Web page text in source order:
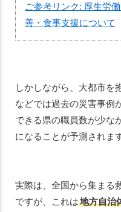
ご参考リンク: 厚生労
善・食事支援について
しかしながら、大都市を
などでは過去の災害事例
できる県の職員数が少な
になることが予測されます
実際は、全国から集まる
ですが、これは地方自治